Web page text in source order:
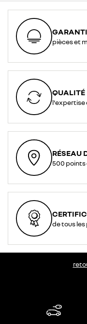
pièces et
QUALITÉ
l'expertise
RÉSEAU
500
de tous